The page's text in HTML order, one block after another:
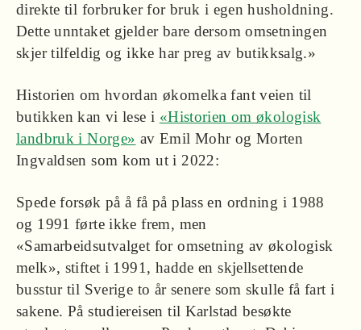
direkte til forbruker for bruk i egen husholdning.
Dette unntaket gjelder bare dersom omsetningen
skjer tilfeldig og ikke har preg av butikksalg.»
Historien om hvordan økomelka fant veien til
butikken kan vi lese i «Historien om økologisk
landbruk i Norge» av Emil Mohr og Morten
Ingvaldsen som kom ut i 2022:
Spede forsøk på å få på plass en ordning i 1988
og 1991 førte ikke frem, men
«Samarbeidsutvalget for omsetning av økologisk
melk», stiftet i 1991, hadde en skjellsettende
busstur til Sverige to år senere som skulle få fart i
sakene. På studiereisen til Karlstad besøkte